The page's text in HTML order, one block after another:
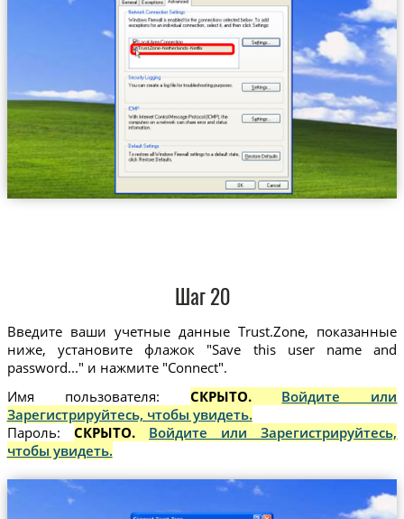
Trust.Zone-Netherlands-Netflix
Шаг 20
Введите ваши учетные данные Trust.Zone, показанные
ниже, установите флажок "Save this user name and
password..." и нажмите "Connect".
Имя пользователя: СКРЫТО. Войдите или
Зарегистрируйтесь, чтобы увидеть.
Пароль: СКРЫТО. Войдите или Зарегистрируйтесь,
чтобы увидеть.